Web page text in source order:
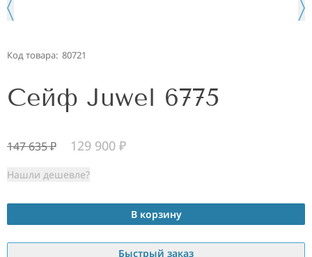
Код товара: 80721
Сейф Juwel 6775
147 635₽ 129 900 ₽
Нашли дешевле?
В корзину
Быстрый заказ